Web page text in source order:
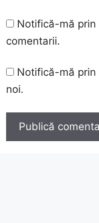
Notifică-mă
comentarii.
Notifică-mă
noi.